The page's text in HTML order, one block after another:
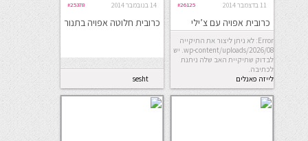
11 בדצמבר 2014 #26125
כרובית אפויה עם צ’ילי
Error: לא ניתן ליצור את התיקייה
wp-content/uploads/2026/08. יש
לבדוק שתיקיית האב שלה ניתנת
לכתיבה.
לייזה פאנלים
14 בנובמבר 2014 #25378
כרובית חלוטה אפויה בתנור
sesht